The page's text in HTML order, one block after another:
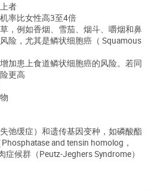
者
率比女性高3至4倍
，例如香烟、雪茄、烟斗、嚼烟和鼻
险，尤其是鳞状细胞癌（ Squamous
加患上食道鳞状细胞癌的风险。若同
更高
弛缓症）和遗传基因变种，如磷酸酯
and tensin homolog，
症候群（Peutz-Jeghers Syndrome）